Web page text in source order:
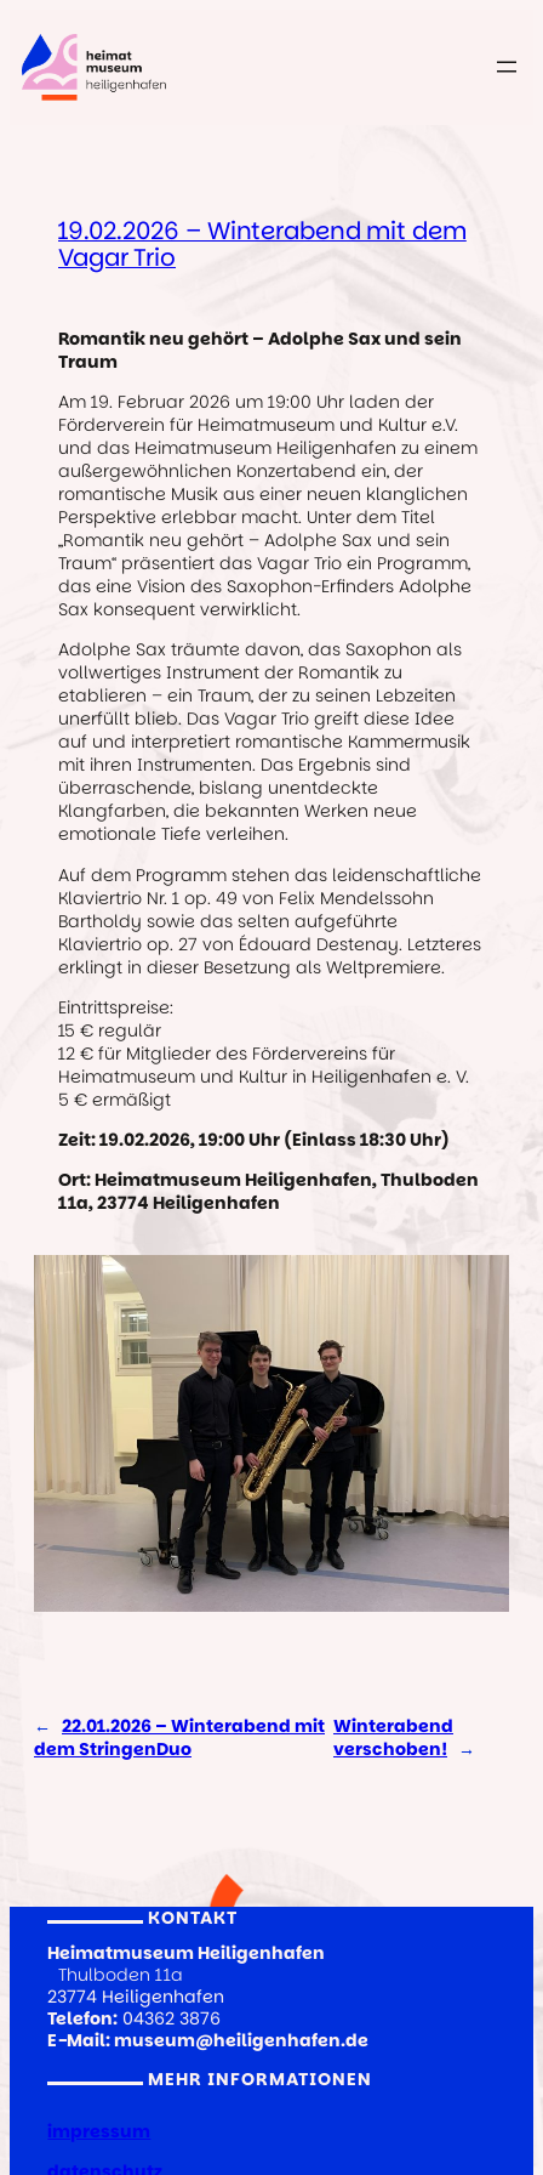
Inhalt
springen
19.02.2026 – Winterabend mit dem
Vagar Trio
Romantik neu gehört – Adolphe Sax und sein
Traum
Am 19. Februar 2026 um 19:00 Uhr laden der
Förderverein für Heimatmuseum und Kultur e.V.
und das Heimatmuseum Heiligenhafen zu einem
außergewöhnlichen Konzertabend ein, der
romantische Musik aus einer neuen klanglichen
Perspektive erlebbar macht. Unter dem Titel
„Romantik neu gehört – Adolphe Sax und sein
Traum“ präsentiert das Vagar Trio ein Programm,
das eine Vision des Saxophon-Erfinders Adolphe
Sax konsequent verwirklicht.
Adolphe Sax träumte davon, das Saxophon als
vollwertiges Instrument der Romantik zu
etablieren – ein Traum, der zu seinen Lebzeiten
unerfüllt blieb. Das Vagar Trio greift diese Idee
auf und interpretiert romantische Kammermusik
mit ihren Instrumenten. Das Ergebnis sind
überraschende, bislang unentdeckte
Klangfarben, die bekannten Werken neue
emotionale Tiefe verleihen.
Auf dem Programm stehen das leidenschaftliche
Klaviertrio Nr. 1 op. 49 von Felix Mendelssohn
Bartholdy sowie das selten aufgeführte
Klaviertrio op. 27 von Édouard Destenay. Letzteres
erklingt in dieser Besetzung als Weltpremiere.
Eintrittspreise:
15 € regulär
12 € für Mitglieder des Fördervereins für
Heimatmuseum und Kultur in Heiligenhafen e. V.
5 € ermäßigt
Zeit: 19.02.2026, 19:00 Uhr (Einlass 18:30 Uhr)
Ort: Heimatmuseum Heiligenhafen, Thulboden
11a, 23774 Heiligenhafen
← 22.01.2026 – Winterabend mit
dem StringenDuo
Winterabend
verschoben! →
KONTAKT
Heimatmuseum Heiligenhafen
Thulboden 11a
23774 Heiligenhafen
Telefon: 04362 3876
E-Mail: museum@heiligenhafen.de
MEHR INFORMATIONEN
impressum